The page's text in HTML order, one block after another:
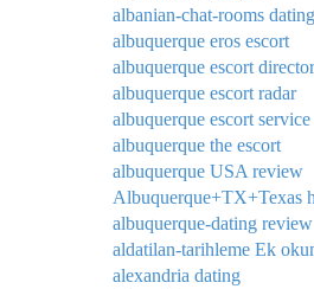
albanian-chat-rooms dating
albuquerque eros escort
albuquerque escort
albuquerque escort radar
albuquerque escort service
albuquerque the escort
albuquerque USA review
Albuquerque+TX+Texas
albuquerque-dating review
aldatilan-tarihleme Ek
alexandria dating